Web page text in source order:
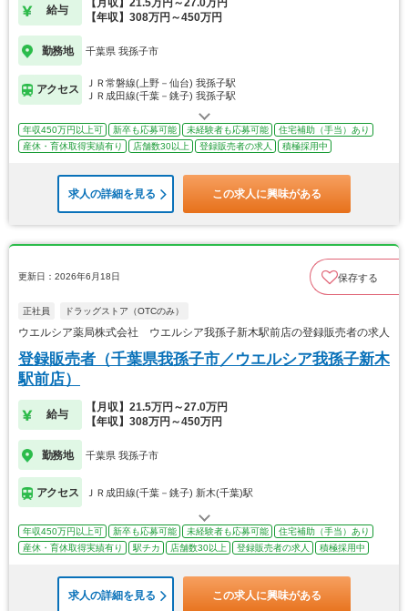
給与
【月収】21.5万円～27.0万円
【年収】308万円～450万円
勤務地 千葉県 我孫子市
アクセス
ＪＲ常磐線(上野－仙台) 我孫子駅
ＪＲ成田線(千葉－銚子) 我孫子駅
年収450万円以上可 新卒も応募可能 未経験者も応募可能
住宅補助（手当）あり
産休・育休取得実績有り
店舗数30以上 登録販売者の求人 積極採用中
求人の詳細を見る この求人に興味がある
更新日：2026年6月18日 保存する
正社員 ドラッグストア（OTCのみ）
ウエルシア薬局株式会社 ウエルシア我孫子新木駅前店の登録販売者の求人
登録販売者（千葉県我孫子市／ウエルシア我孫子新木
駅前店）
給与
【月収】21.5万円～27.0万円
【年収】308万円～450万円
勤務地 千葉県 我孫子市
アクセス ＪＲ成田線(千葉－銚子) 新木(千葉)駅
年収450万円以上可 新卒も応募可能 未経験者も応募可能
住宅補助（手当）あり
産休・育休取得実績有り
駅チカ 店舗数30以上 登録販売者の求人 積極採用中
求人の詳細を見る この求人に興味がある